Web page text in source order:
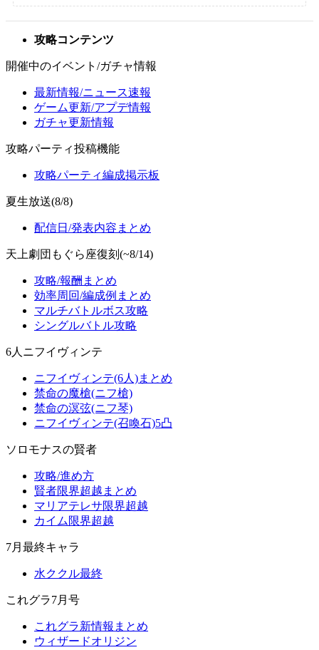
攻略コンテンツ
開催中のイベント/ガチャ情報
最新情報/ニュース速報
ゲーム更新/アプデ情報
ガチャ更新情報
攻略パーティ投稿機能
攻略パーティ編成掲示板
夏生放送(8/8)
配信日/発表内容まとめ
天上劇団もぐら座復刻(~8/14)
攻略/報酬まとめ
効率周回/編成例まとめ
マルチバトルボス攻略
シングルバトル攻略
6人ニフイヴィンテ
ニフイヴィンテ(6人)まとめ
禁命の魔槍(ニフ槍)
禁命の溟弦(ニフ琴)
ニフイヴィンテ(召喚石)5凸
ソロモナスの賢者
攻略/進め方
賢者限界超越まとめ
マリアテレサ限界超越
カイム限界超越
7月最終キャラ
水ククル最終
これグラ7月号
これグラ新情報まとめ
ウィザードオリジン